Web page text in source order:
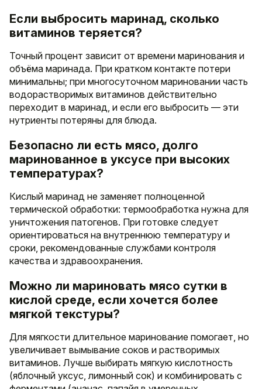
Если выбросить маринад, сколько
витаминов теряется?
Точный процент зависит от времени маринования и
объёма маринада. При кратком контакте потери
минимальны; при многосуточном мариновании часть
водорастворимых витаминов действительно
переходит в маринад, и если его выбросить — эти
нутриенты потеряны для блюда.
Безопасно ли есть мясо, долго
маринованное в уксусе при высоких
температурах?
Кислый маринад не заменяет полноценной
термической обработки: термообработка нужна для
уничтожения патогенов. При готовке следует
ориентироваться на внутреннюю температуру и
сроки, рекомендованные службами контроля
качества и здравоохранения.
Можно ли мариновать мясо сутки в
кислой среде, если хочется более
мягкой текстуры?
Для мягкости длительное маринование помогает, но
увеличивает вымывание соков и растворимых
витаминов. Лучше выбирать мягкую кислотность
(яблочный уксус, лимонный сок) и комбинировать с